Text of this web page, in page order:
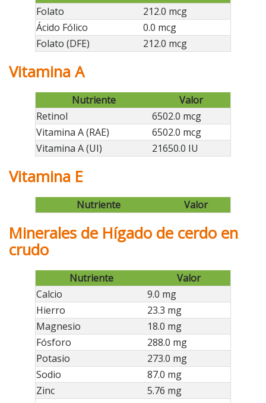
Folato
212.0 mcg
Ácido Fólico
0.0 mcg
Folato (DFE)
212.0 mcg
Vitamina A
Nutriente
Valor
Retinol
6502.0 mcg
Vitamina A (RAE)
6502.0 mcg
Vitamina A (UI)
21650.0 IU
Vitamina E
Nutriente Valor
Minerales de Hígado de cerdo en
crudo
Nutriente
Valor
Calcio
9.0 mg
Hierro
23.3 mg
Magnesio
18.0 mg
Fósforo
288.0 mg
Potasio
273.0 mg
Sodio
87.0 mg
Zinc
5.76 mg